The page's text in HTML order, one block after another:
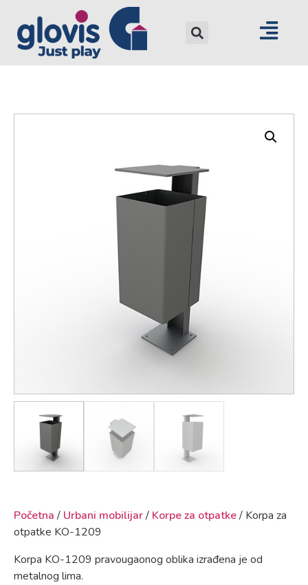
Početna / Urbani mobilijar/ Korpe za otpatke/ Korpa za
otpatke KO-1209
Korpa KO-1209 pravougaonog oblika izrađena je od
metalnog lima.